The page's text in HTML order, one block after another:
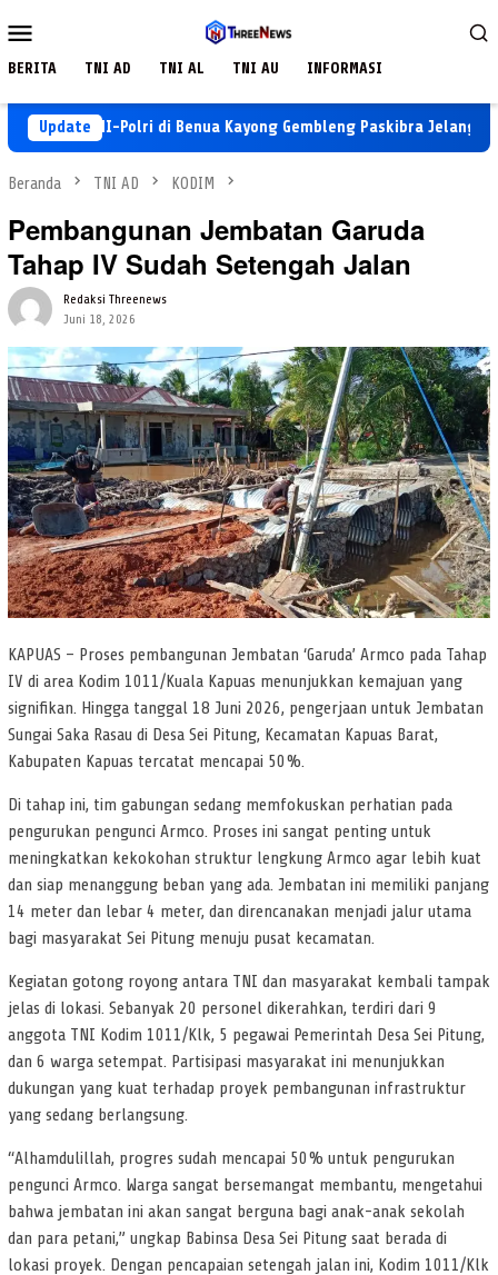
ke
Mobile
BERITA TNI AD TNI AL TNI AU INFORMASI
Update
TNI-Polri di Benua Kayong Gembleng Paskibra Jelang
Beranda TNI AD KODIM
Pembangunan Jembatan Garuda
Tahap IV Sudah Setengah Jalan
Redaksi Threenews
Juni 18, 2026
KAPUAS – Proses pembangunan Jembatan ‘Garuda’ Armco pada Tahap
IV di area Kodim 1011/Kuala Kapuas menunjukkan kemajuan yang
signifikan. Hingga tanggal 18 Juni 2026, pengerjaan untuk Jembatan
Sungai Saka Rasau di Desa Sei Pitung, Kecamatan Kapuas Barat,
Kabupaten Kapuas tercatat mencapai 50%.
Di tahap ini, tim gabungan sedang memfokuskan perhatian pada
pengurukan pengunci Armco. Proses ini sangat penting untuk
meningkatkan kekokohan struktur lengkung Armco agar lebih kuat
dan siap menanggung beban yang ada. Jembatan ini memiliki panjang
14 meter dan lebar 4 meter, dan direncanakan menjadi jalur utama
bagi masyarakat Sei Pitung menuju pusat kecamatan.
Kegiatan gotong royong antara TNI dan masyarakat kembali tampak
jelas di lokasi. Sebanyak 20 personel dikerahkan, terdiri dari 9
anggota TNI Kodim 1011/Klk, 5 pegawai Pemerintah Desa Sei Pitung,
dan 6 warga setempat. Partisipasi masyarakat ini menunjukkan
dukungan yang kuat terhadap proyek pembangunan infrastruktur
yang sedang berlangsung.
“Alhamdulillah, progres sudah mencapai 50% untuk pengurukan
pengunci Armco. Warga sangat bersemangat membantu, mengetahui
bahwa jembatan ini akan sangat berguna bagi anak-anak sekolah
dan para petani,” ungkap Babinsa Desa Sei Pitung saat berada di
lokasi proyek. Dengan pencapaian setengah jalan ini, Kodim 1011/Klk